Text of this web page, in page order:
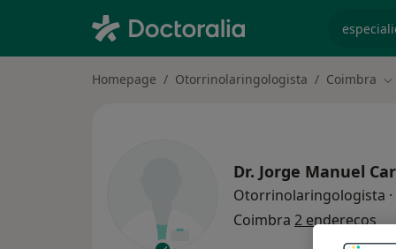
Homepage Otorrinolaringologista Coimbra
Dr. Jorge Manuel
Otorrinolaringologista ·
Coimbra 2 endereços